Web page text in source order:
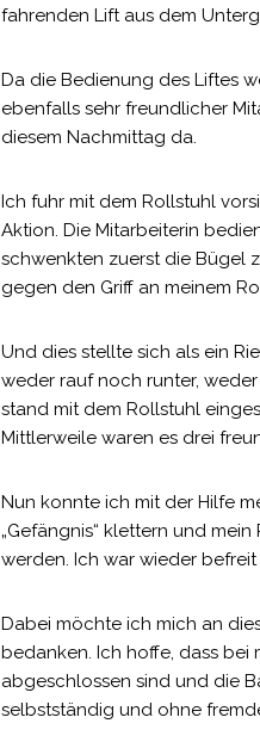
fahrenden Lift aus dem
Da die Bedienung des Liftes
ebenfalls sehr freundlicher
diesem Nachmittag da.
Ich fuhr mit dem Rollstuhl
Aktion. Die Mitarbeiterin
schwenkten zuerst die Bügel
gegen den Griff an meinem
Und dies stellte sich als ein
weder rauf noch runter,
stand mit dem Rollstuhl
Mittlerweile waren es drei
Nun konnte ich mit der Hilfe
„Gefängnis“ klettern und
werden. Ich war wieder
Dabei möchte ich mich an
bedanken. Ich hoffe, dass bei
abgeschlossen sind und die
selbstständig und ohne